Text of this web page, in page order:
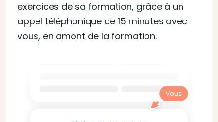
exercices de sa formation, grâce à un
appel téléphonique de 15 minutes avec
vous, en amont de la formation.